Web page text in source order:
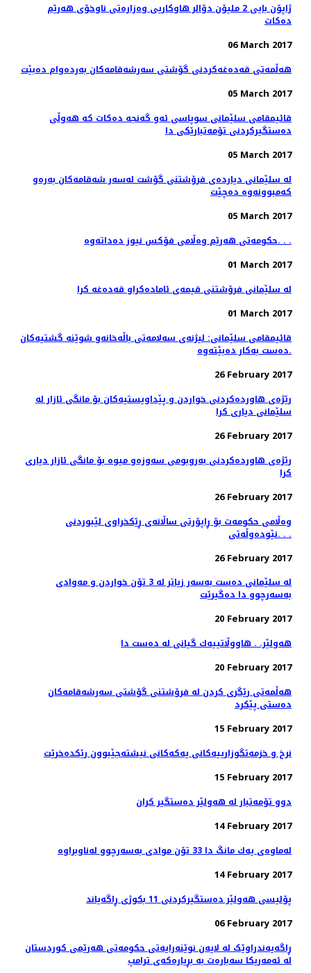
ژاپۆن بایی 2 ملیۆن دۆالر هاوكاریی وەزارەتی ناوخۆی هەرێم
دەكات
06 March 2017
هه‌ڵمه‌تی قه‌ده‌غه‌كردنی گۆشتی سه‌رشه‌قامه‌كان به‌رده‌وام ده‌بێت
05 March 2017
قائیمقامی سلێمانی سوپاسی ئه‌و گه‌نجه‌ ده‌كات كه‌ هه‌وڵی
ده‌ستگیركردنی تۆمه‌تبارێكی دا
05 March 2017
له‌ سلێمانی دیارده‌ی فرۆشتنی گۆشت له‌سه‌ر شه‌قامه‌كان به‌ره‌و
كه‌مبوونه‌وه‌ ده‌چێت
05 March 2017
حکومەتی هەرێم وەڵامی فۆکس نیوز دەداتەوە. . .
01 March 2017
له‌ سلێمانی فرۆشتنی قیمه‌ی ئاماده‌كراو قه‌ده‌غه‌ كرا
01 March 2017
قائیمقامی سلێمانی: لیژنه‌ی سه‌لامه‌تی باڵه‌خانه‌و شوێنه‌ گشتیه‌كان
ده‌ست به‌كار ده‌بێته‌وه‌.
26 February 2017
رێژه‌ی هاورده‌كردنی خواردن و پێداویستیه‌كان بۆ مانگی ئازار له‌
سلێمانی دیاری كرا
26 February 2017
رێژه‌ی هاورده‌كردنی به‌روبومی سه‌وزه‌و میوه‌ بۆ مانگی ئازار دیاری
كرا
26 February 2017
وەڵامی حکومەت بۆ ڕاپۆرتی ساڵانەی ڕێکخراوى لێبوردنى
نێودەوڵەتى. . .
26 February 2017
له‌ سلێمانی ده‌ست به‌سه‌ر زیاتر له‌ 3 تۆن خواردن و مه‌وادی
به‌سه‌رچوو دا ده‌گیرێت
20 February 2017
هەولێر. . هاووڵاتییەك گیانی لە دەست دا
20 February 2017
هه‌ڵمه‌تی رێگری كردن له‌ فرۆشتنی گۆشتی سه‌رشه‌قامه‌كان
ده‌ستی پێكرد
15 February 2017
نرخ و خزمه‌تگوزارییه‌كانی یه‌كه‌كانی نیشته‌جێبوون رێكده‌خرێت
15 February 2017
دوو تۆمەتبار لە هەولێر دەستگیر كران
14 February 2017
14 February 2017
پۆلیسی هەولێر دەستگیركردنی 11 بكوژی ڕاگەیاند
06 February 2017
ڕاگەیەندراوێک لە لایەن نوێنەرایەتی حکومەتی هەرێمی کوردستان
لە ئەمەریکا سەبارەت بە بڕیارەکەی ترامپ